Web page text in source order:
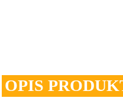
OPIS